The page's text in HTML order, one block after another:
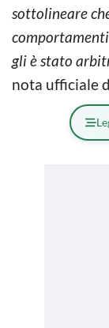
sottolineare
gli è stato
nota ufficiale